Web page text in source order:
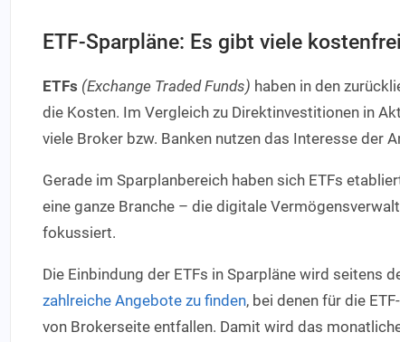
ETF-Sparpläne: Es gibt viele
ETFs (Exchange Traded Funds) haben in den
die Kosten. Im Vergleich zu Direktinvestitionen in
viele Broker bzw. Banken nutzen das Interesse der
Gerade im Sparplanbereich haben sich ETFs
eine ganze Branche – die digitale
fokussiert.
Die Einbindung der ETFs in Sparpläne wird seitens
zahlreiche Angebote zu finden, bei denen für die
von Brokerseite entfallen. Damit wird das